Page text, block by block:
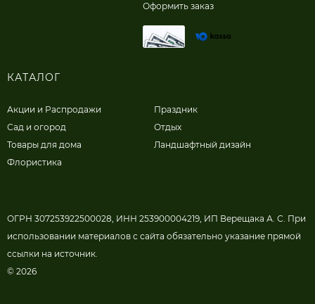
Оформить заказ
КАТАЛОГ
Акции и Распродажи
Сад и огород
Товары для дома
Флористика
Праздник
Отдых
Ландшафтный дизайн
ОГРН 307253922500028, ИНН 253900004219, ИП Верещака А. С. При
использовании материалов с сайта обязательно указание прямой
ссылки на источник.
© 2026